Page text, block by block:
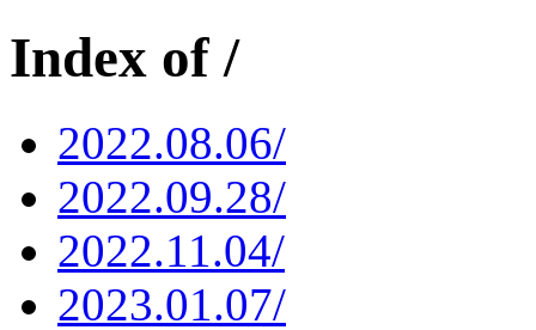
Index of /
2022.08.06/
2022.09.28/
2022.11.04/
2023.01.07/